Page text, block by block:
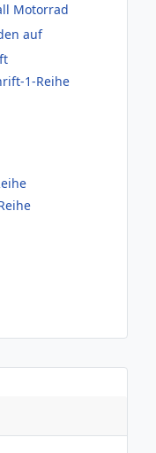
Motorrad
auf
1-Reihe